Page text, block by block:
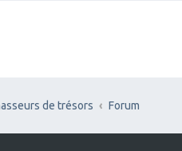
de trésors Forum